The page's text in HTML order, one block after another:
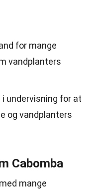
for mange
vandplanters
undervisning for at
og vandplanters
Cabomba
mange